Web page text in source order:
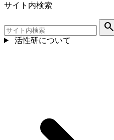
サイト内検索
search
活性研について